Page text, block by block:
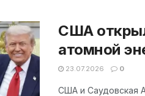
США
атомной
23.07.2026 0
США и Саудовская